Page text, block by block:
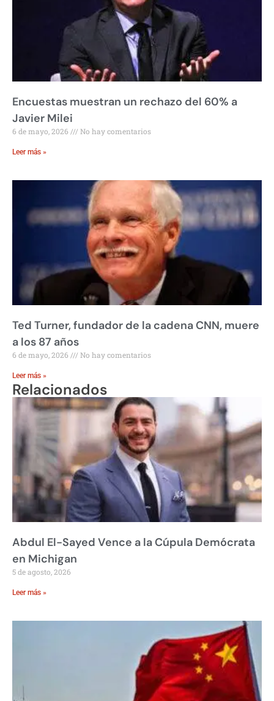
Encuestas muestran un rechazo del 60% a
Javier Milei
6 de mayo, 2026 No hay comentarios
Leer más »
Ted Turner, fundador de la cadena CNN, muere
a los 87 años
6 de mayo, 2026 No hay comentarios
Leer más »
Relacionados
Abdul El-Sayed Vence a la Cúpula Demócrata
en Michigan
5 de agosto, 2026
Leer más »